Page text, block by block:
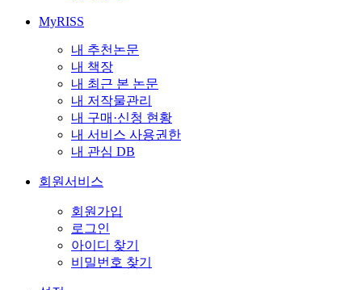
MyRISS
내 추천논문
내 책장
내 최근 본 논문
내 저작물관리
내 구매·신청 현황
내 서비스 사용권한
내 관심 DB
회원서비스
회원가입
로그인
아이디 찾기
비밀번호 찾기